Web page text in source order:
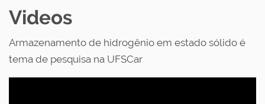
Videos
Armazenamento de hidrogênio em estado sólido é
tema de pesquisa na UFSCar